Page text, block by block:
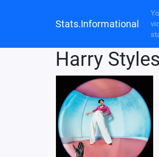
Stats.Informational
Harry